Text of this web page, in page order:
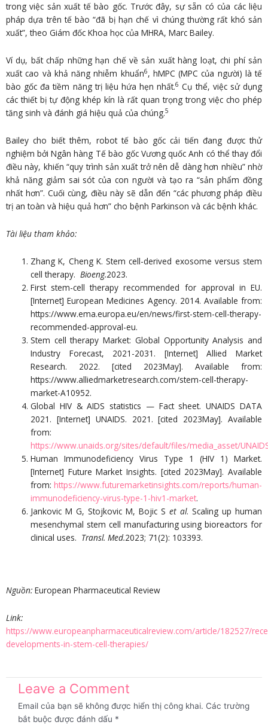
trong việc sản xuất tế bào gốc. Trước đây, sự sẵn có của các liệu
pháp dựa trên tế bào “đã bị hạn chế vì chúng thường rất khó sản
xuất”, theo Giám đốc Khoa học của MHRA, Marc Bailey.
Ví dụ, bất chấp những hạn chế về sản xuất hàng loạt, chi phí sản
xuất cao và khả năng nhiễm khuẩn6, hMPC (MPC của người) là tế
bào gốc đa tiềm năng trị liệu hứa hẹn nhất.6 Cụ thể, việc sử dụng
các thiết bị tự động khép kín là rất quan trọng trong việc cho phép
tăng sinh và đánh giá hiệu quả của chúng.5
Bailey cho biết thêm, robot tế bào gốc cải tiến đang được thử
nghiệm bởi Ngân hàng Tế bào gốc Vương quốc Anh có thể thay đổi
điều này, khiến “quy trình sản xuất trở nên dễ dàng hơn nhiều” nhờ
khả năng giảm sai sót của con người và tạo ra “sản phẩm đồng
nhất hơn”. Cuối cùng, điều này sẽ dẫn đến “các phương pháp điều
trị an toàn và hiệu quả hơn” cho bệnh Parkinson và các bệnh khác.
Tài liệu tham khảo:
Zhang K, Cheng K. Stem cell-derived exosome versus stem
cell therapy. Bioeng.2023.
First stem-cell therapy recommended for approval in EU.
[Internet] European Medicines Agency. 2014. Available from:
https://www.ema.europa.eu/en/news/first-stem-cell-therapy-
recommended-approval-eu.
Stem cell therapy Market: Global Opportunity Analysis and
Industry Forecast, 2021-2031. [Internet] Allied Market
Research. 2022. [cited 2023May]. Available from:
https://www.alliedmarketresearch.com/stem-cell-therapy-
market-A10952.
Global HIV & AIDS statistics — Fact sheet. UNAIDS DATA
2021. [Internet] UNAIDS. 2021. [cited 2023May]. Available
from:
https://www.unaids.org/sites/default/files/media_asset/
Human Immunodeficiency Virus Type 1 (HIV 1) Market.
[Internet] Future Market Insights. [cited 2023May]. Available
from:https://www.futuremarketinsights.com/reports/human-
immunodeficiency-virus-type-1-hiv1-market.
Jankovic M G, Stojkovic M, Bojic Set al. Scaling up human
mesenchymal stem cell manufacturing using bioreactors for
clinical uses. Transl. Med.2023; 71(2): 103393.
Nguồn: European Pharmaceutical Review
Link:
https://www.europeanpharmaceuticalreview.com/article/182527/
developments-in-stem-cell-therapies/
Leave a Comment
Email của bạn sẽ không được hiển thị công khai. Các trường
bắt buộc được đánh dấu *